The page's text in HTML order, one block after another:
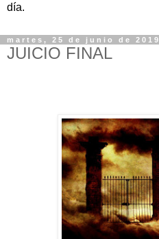
día.
martes, 25 de junio de 2019
JUICIO FINAL